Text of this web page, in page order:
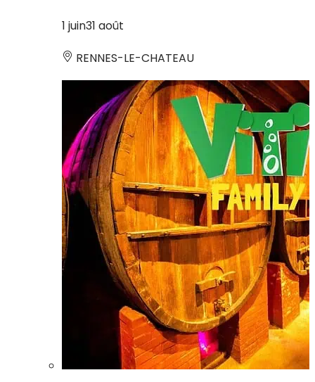
1 juin31 août
RENNES-LE-CHATEAU